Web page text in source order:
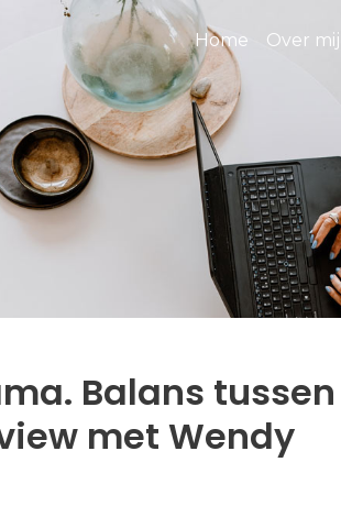
Home Over mij
Balans tussen
met Wendy